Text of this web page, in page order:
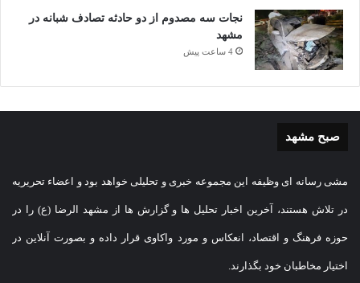
نجات سه مصدوم از دو حادثه تصادف شبانه در
مشهد
4 ساعت پیش
صبح مشهد
مشی رسانه ای وظیفه این مجموعه خبری و تحلیلی خواهد بود و اعضاء تحریریه
در تلاش هستند، آخرین اخبار تحلیل ها و گزارش ها از مشهد الرضا (ع) را در
حوزه فرهنگ و اقتصاد، انعکاس و مورد واکاوی قرار داده و بصورت آنلاین در
اختیار مخاطبان خود بگذارند.